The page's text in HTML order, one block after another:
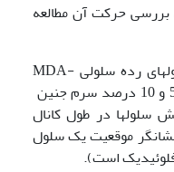
بررسی حرکت آن مطالعه
شکل 5- اطلاعات کمی مهاجرت سلولهای رده سلولی MDA-
MB-231 در گرادیان سه غلظت 0، 5 و 10 درصد سرم جنین
سلولها در طول کانال
موقعیت یک سلول
است).